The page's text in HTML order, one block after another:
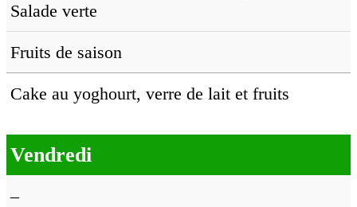
Salade verte
Fruits de saison
Cake au yoghourt, verre de lait et fruits
Vendredi
–